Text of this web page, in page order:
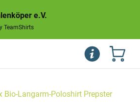
e.V.
TeamShirts
Bio-Langarm-Poloshirt Prepster